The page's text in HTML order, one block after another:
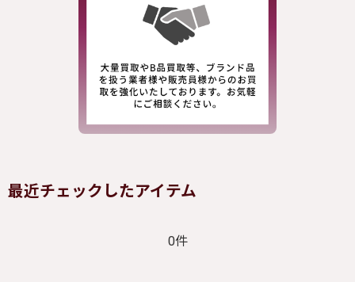
最近チェックしたアイテム
0件